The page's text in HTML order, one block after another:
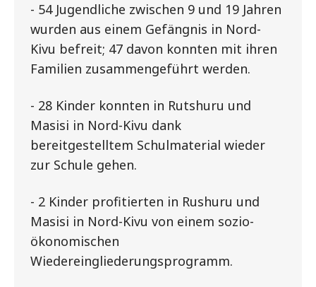
- 54 Jugendliche zwischen 9 und 19 Jahren
wurden aus einem Gefängnis in Nord-
Kivu befreit; 47 davon konnten mit ihren
Familien zusammengeführt werden.
- 28 Kinder konnten in Rutshuru und
Masisi in Nord-Kivu dank
bereitgestelltem Schulmaterial wieder
zur Schule gehen.
- 2 Kinder profitierten in Rushuru und
Masisi in Nord-Kivu von einem sozio-
ökonomischen
Wiedereingliederungsprogramm.